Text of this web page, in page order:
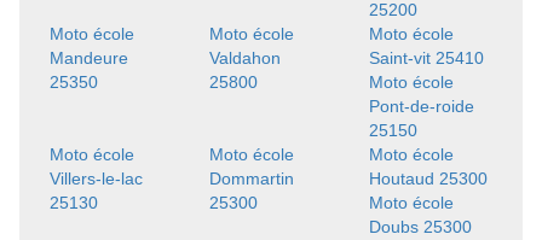
25200
Moto école
Mandeure
25350
Moto école
Valdahon
25800
Moto école
Saint-vit 25410
Moto école
Pont-de-roide
25150
Moto école
Villers-le-lac
25130
Moto école
Dommartin
25300
Moto école
Houtaud 25300
Moto école
Doubs 25300